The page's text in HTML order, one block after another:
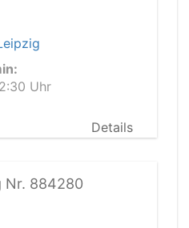
Uhr
Details
Nr. 884280